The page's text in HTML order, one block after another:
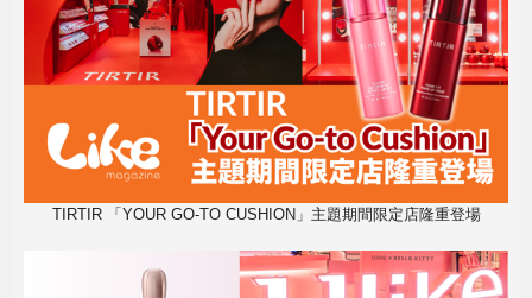
TIRTIR 「YOUR GO-TO CUSHION」主題期間限定店隆重登場